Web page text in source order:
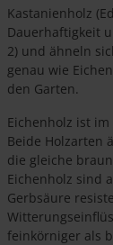
Kastanienholz
Dauerhaftigkeit
2) und ähneln
genau wie
den Garten.
Eichenholz ist
Beide Holzarten
die gleiche
Eichenholz sind
Gerbsäure
feinkörniger als